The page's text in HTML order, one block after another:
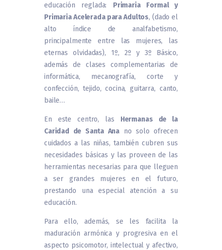
educación reglada: Primaria Formal y
Primaria Acelerada para Adultos, (dado el
alto índice de analfabetismo,
principalmente entre las mujeres, las
eternas olvidadas), 1º, 2º y 3º Básico,
además de clases complementarias de
informática, mecanografía, corte y
confección, tejido, cocina, guitarra, canto,
baile…
En este centro, las Hermanas de la
Caridad de Santa Ana no solo ofrecen
cuidados a las niñas, también cubren sus
necesidades básicas y las proveen de las
herramientas necesarias para que lleguen
a ser grandes mujeres en el futuro,
prestando una especial atención a su
educación.
Para ello, además, se les facilita la
maduración armónica y progresiva en el
aspecto psicomotor, intelectual y afectivo,